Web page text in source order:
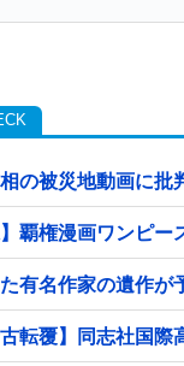
の被災地動画に
】覇権漫画ワンピ
有名作家の遺作
古転覆】同志社国